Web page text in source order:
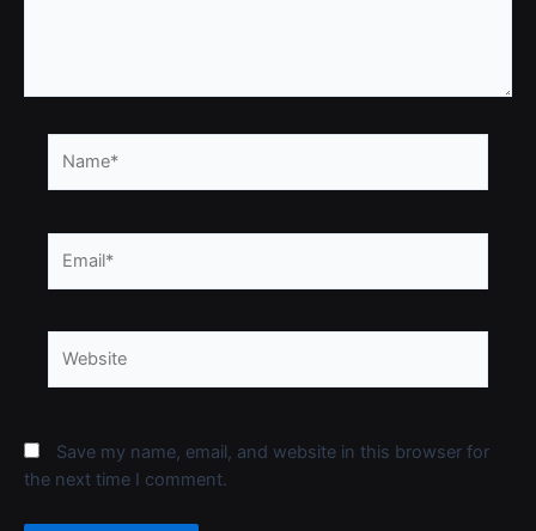
Save my name, email, and website in this browser for
the next time I comment.